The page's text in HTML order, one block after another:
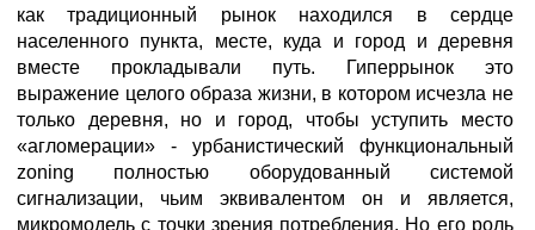
как традиционный рынок находился в сердце
населенного пункта, месте, куда и город и деревня
вместе прокладывали путь. Гиперрынок это
выражение целого образа жизни, в котором исчезла не
только деревня, но и город, чтобы уступить место
«агломерации» - урбанистический функциональный
zoning полностью оборудованный системой
сигнализации, чьим эквивалентом он и является,
микромодель с точки зрения потребления. Но его роль